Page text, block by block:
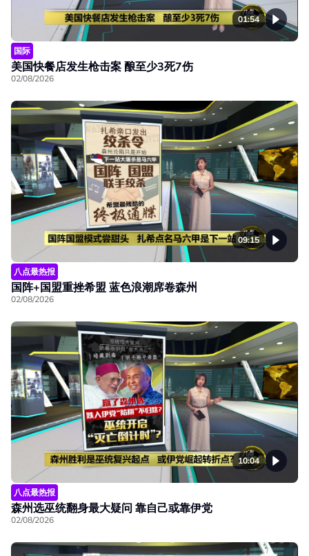
01:54
国际
美国快餐店发生枪击案 酿至少3死7伤
02/08/2026
09:15
八点最热报
国阵+国盟重挫希盟 蓝色浪潮席卷森州
02/08/2026
10:04
八点最热报
森州选巫统翻身最大疑问 靠自己或靠伊党
02/08/2026